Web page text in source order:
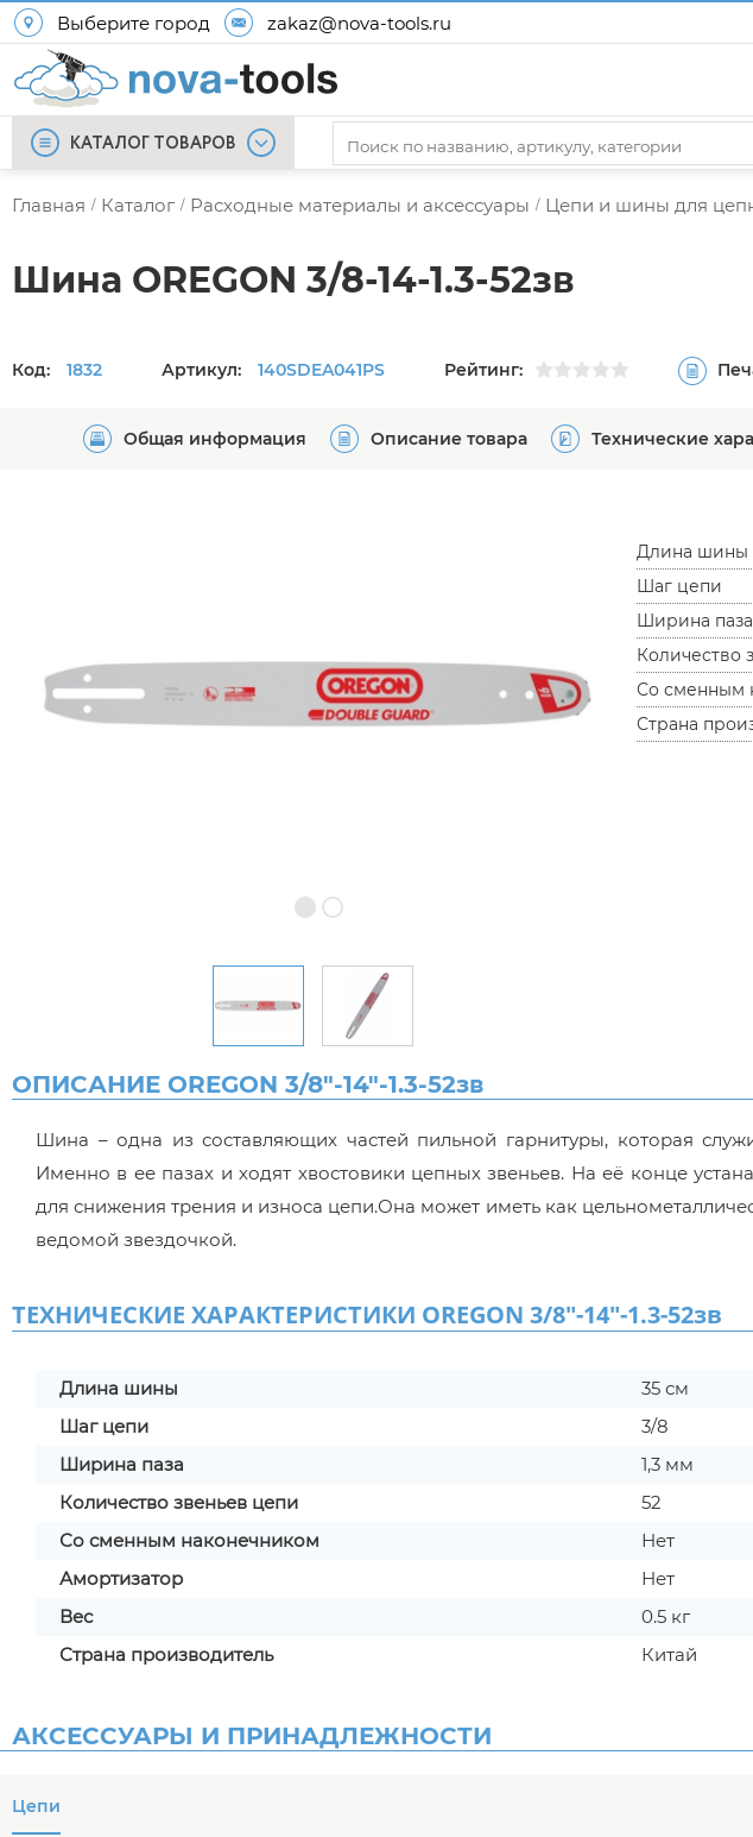
Выберите город zakaz@nova-tools.ru
КАТАЛОГ ТОВАРОВ
Главная / Каталог / Расходные материалы и аксессуары / Цепи и шины для
Шина OREGON 3/8-14-1.3-52зв
Код: 1832 Артикул: 140SDEA041PS Рейтинг:
Общая информация Описание товара Технические
Длина шины
Шаг цепи
Ширина паза
Количество
Со сменным
Страна
ОПИСАНИЕ OREGON 3/8"-14"-1.3-52зв
Шина – одна из составляющих частей пильной гарнитуры, которая
Именно в ее пазах и ходят хвостовики цепных звеньев. На её конце
для снижения трения и износа цепи.Она может иметь как
ведомой звездочкой.
ТЕХНИЧЕСКИЕ ХАРАКТЕРИСТИКИ OREGON 3/8"-14"-1.3-52зв
Длина шины
35 см
Шаг цепи
3/8
Ширина паза
1,3 мм
Количество звеньев цепи
52
Со сменным наконечником
Нет
Амортизатор
Нет
Вес
0.5 кг
Страна производитель
Китай
АКСЕССУАРЫ И ПРИНАДЛЕЖНОСТИ
Цепи